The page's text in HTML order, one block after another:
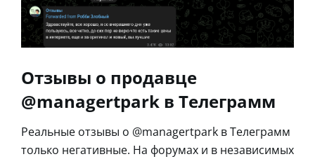
Отзывы о продавце
@managertpark в Телеграмм
Реальные отзывы о @managertpark в Телеграмм
только негативные. На форумах и в независимых